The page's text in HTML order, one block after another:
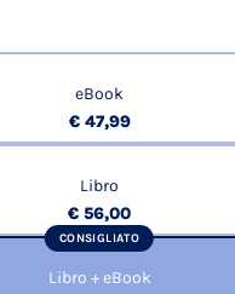
eBook
€ 47,99
Libro
€ 56,00
CONSIGLIATO
Libro + eBook